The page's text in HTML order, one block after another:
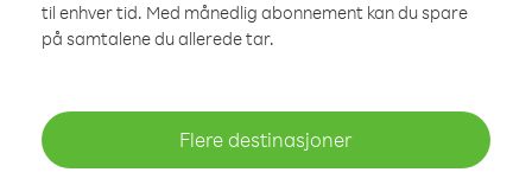
til enhver tid. Med månedlig abonnement kan du spare
på samtalene du allerede tar.
Flere destinasjoner